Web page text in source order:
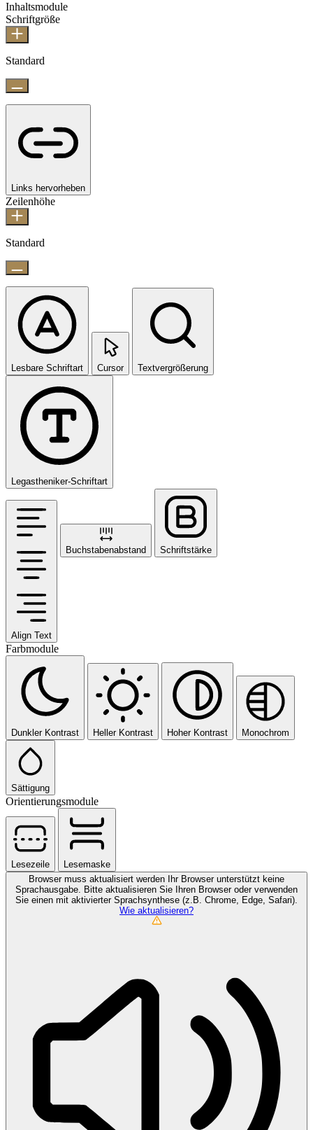
Inhaltsmodule
Schriftgröße
Standard
Links hervorheben
Zeilenhöhe
Standard
Lesbare Schriftart Cursor Textvergrößerung
Legastheniker-Schriftart
Align Text
Buchstabenabstand Schriftstärke
Farbmodule
Dunkler Kontrast Heller Kontrast Hoher Kontrast Monochrom
Sättigung
Orientierungsmodule
Lesezeile
Lesemaske
Browser muss aktualisiert werden
Ihr Browser unterstützt keine
Sprachausgabe. Bitte aktualisieren Sie Ihren Browser oder verwenden
Sie einen mit aktivierter Sprachsynthese (z.B. Chrome, Edge, Safari).
Wie aktualisieren?